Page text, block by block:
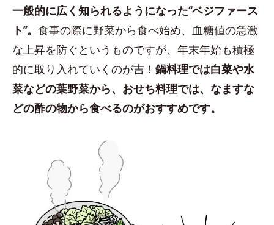
一般的に広く知られるようになった“ベジファース
ト”。 食事の際に野菜から食べ始め、血糖値の急激
な上昇を防ぐというものですが、年末年始も積極
的に取り入れていくのが吉！ 鍋料理では白菜や水
菜などの葉野菜から、おせち料理では、なますな
どの酢の物から食べるのがおすすめです。